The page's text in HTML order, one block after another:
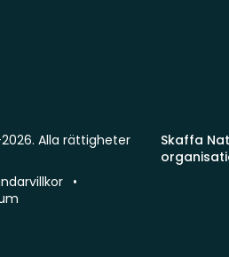
Skaffa
Alla rättigheter